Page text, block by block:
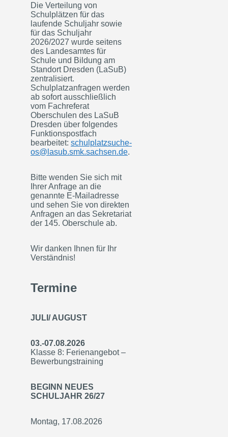
Die Verteilung von
Schulplätzen für das
laufende Schuljahr sowie
für das Schuljahr
2026/2027 wurde seitens
des Landesamtes für
Schule und Bildung am
Standort Dresden (LaSuB)
zentralisiert.
Schulplatzanfragen werden
ab sofort ausschließlich
vom Fachreferat
Oberschulen des LaSuB
Dresden über folgendes
Funktionspostfach
bearbeitet: schulplatzsuche-
os@lasub.smk.sachsen.de.
Bitte wenden Sie sich mit
Ihrer Anfrage an die
genannte E-Mailadresse
und sehen Sie von direkten
Anfragen an das Sekretariat
der 145. Oberschule ab.
Wir danken Ihnen für Ihr
Verständnis!
Termine
JULI/ AUGUST
03.-07.08.2026
Klasse 8: Ferienangebot –
Bewerbungstraining
BEGINN NEUES
SCHULJAHR 26/27
Montag, 17.08.2026